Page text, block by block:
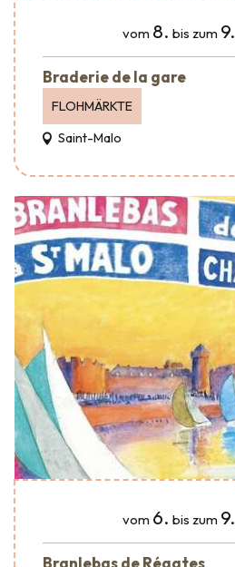
vom 8. bis zum 9.
Braderie de la gare
FLOHMÄRKTE
Saint-Malo
vom 6. bis zum 9.
Branlebas de Régates